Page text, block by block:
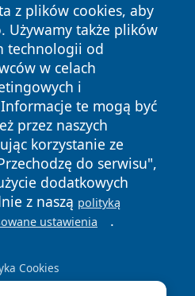
z plików cookies, aby
Używamy także plików
technologii od
w celach
i
te mogą być
przez naszych
korzystanie ze
do serwisu",
dodatkowych
z naszą polityką
ustawienia .
Cookies
Wszystkie prawa
Polityka
Cookies